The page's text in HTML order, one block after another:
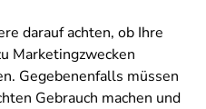
darauf achten, ob Ihre
Marketingzwecken
Gegebenenfalls müssen
Gebrauch machen und